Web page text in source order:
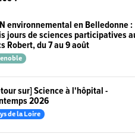
environnemental en Belledonne :
jours de sciences participatives
Robert, du 7 au 9 août
sur] Science à l'hôpital -
2026
de la Loire